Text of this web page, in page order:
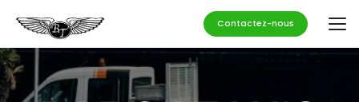
contenu
principal
Contactez-nous